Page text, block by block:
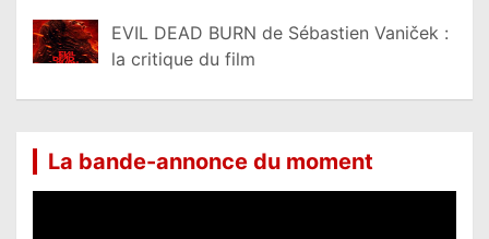
EVIL DEAD BURN de Sébastien Vaniček :
la critique du film
La bande-annonce du moment